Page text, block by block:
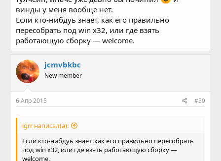
винды у меня вообще нет.
Если кто-нибдуь знает, как его правильно
пересобрать под win x32, или где взять
работающую сборку — welcome.
jcmvbkbc
New member
6 Апр 2015 #59
igrr написал(а):
Если кто-нибдуь знает, как его правильно пересобрать
под win x32, или где взять работающую сборку —
welcome.